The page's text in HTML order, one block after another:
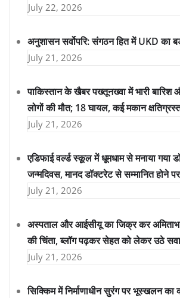
July 22, 2026
अनुशासन सर्वोपरि: संगठन हित में UKD का
July 21, 2026
पाकिस्तान के खैबर पख्तूनख्वा में भारी
लोगों की मौत; 18 घायल, कई मकान
July 21, 2026
एडिफाई वर्ल्ड स्कूल में धूमधाम से मनाया गया
जन्मदिवस, मानद डॉक्टरेट से सम्मानित होने
July 21, 2026
अस्पताल और आईसीयू का जिक्र कर
की चिंता, ब्लॉग पढ़कर सेहत को लेकर उठे
July 21, 2026
सिक्किम में निर्माणाधीन सुरंग पर भूस्खलन